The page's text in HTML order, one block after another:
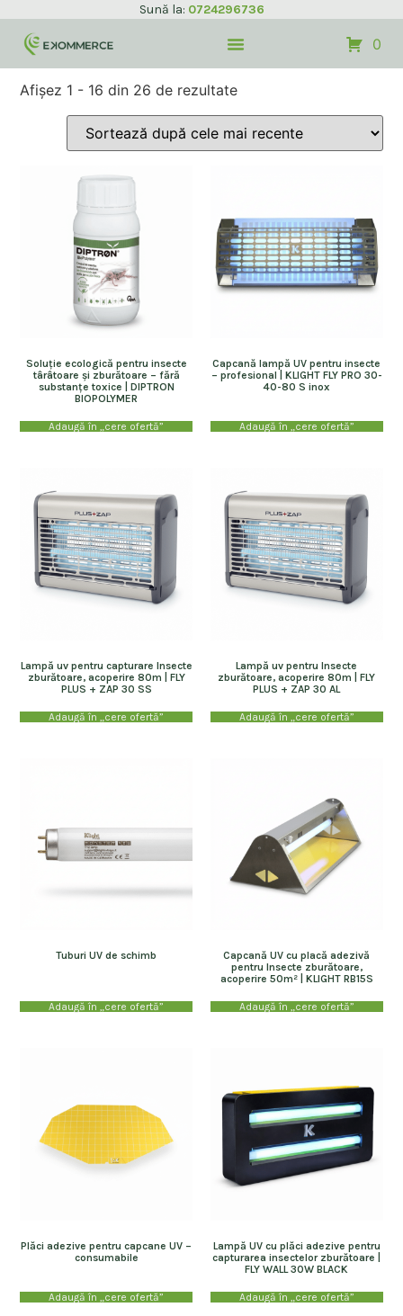
Sună la: 0724296736
0
Afișez 1 - 16 din 26 de rezultate
Soluție ecologică pentru insecte
târâtoare și zburătoare – fără
substanțe toxice | DIPTRON
BIOPOLYMER
Adaugă în „cere ofertă”
Capcană lampă UV pentru insecte
– profesional | KLIGHT FLY PRO 30-
40-80 S inox
Adaugă în „cere ofertă”
Lampă uv pentru capturare Insecte
zburătoare, acoperire 80m | FLY
PLUS + ZAP 30 SS
Adaugă în „cere ofertă”
Lampă uv pentru Insecte
zburătoare, acoperire 80m | FLY
PLUS + ZAP 30 AL
Adaugă în „cere ofertă”
Tuburi UV de schimb
Adaugă în „cere ofertă”
Capcană UV cu placă adezivă
pentru Insecte zburătoare,
acoperire 50m² | KLIGHT RB15S
Adaugă în „cere ofertă”
Plăci adezive pentru capcane UV –
consumabile
Adaugă în „cere ofertă”
Lampă UV cu plăci adezive pentru
capturarea insectelor zburătoare |
FLY WALL 30W BLACK
Adaugă în „cere ofertă”